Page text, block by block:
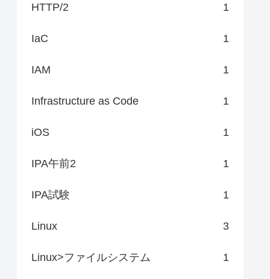
HTTP/2 1
IaC 1
IAM 1
Infrastructure as Code 1
iOS 1
IPA午前2 1
IPA試験 1
Linux 3
Linux>ファイルシステム 1